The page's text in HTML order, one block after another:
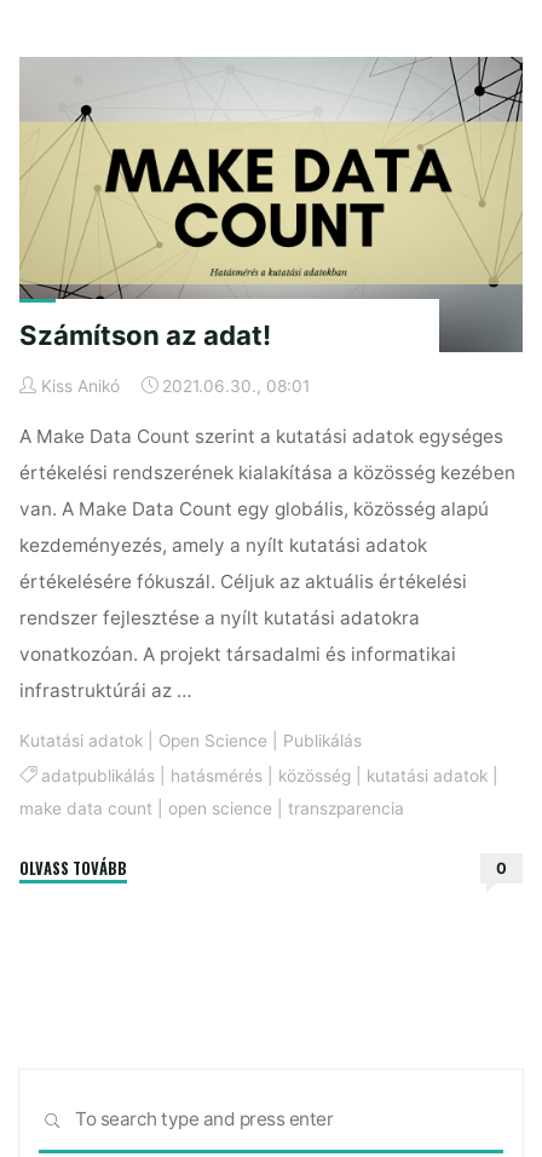
Számítson az adat!
Kiss Anikó 2021.06.30., 08:01
A Make Data Count szerint a kutatási adatok egységes
értékelési rendszerének kialakítása a közösség kezében
van. A Make Data Count egy globális, közösség alapú
kezdeményezés, amely a nyílt kutatási adatok
értékelésére fókuszál. Céljuk az aktuális értékelési
rendszer fejlesztése a nyílt kutatási adatokra
vonatkozóan. A projekt társadalmi és informatikai
infrastruktúrái az …
Kutatási adatok Open Science
Publikálás
adatpublikálás| hatásmérés| közösség| kutatási adatok|
make data count
open science |transzparencia
OLVASS TOVÁBB 0
SEARCH